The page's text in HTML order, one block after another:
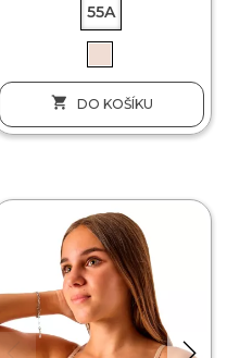
55A
 DO KOŠÍKU